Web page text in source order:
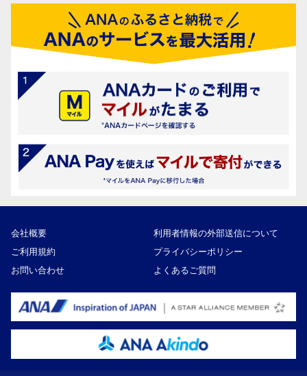
会社概要
利用者情報の外部送信について
ご利用規約
プライバシーポリシー
お問い合わせ
よくあるご質問